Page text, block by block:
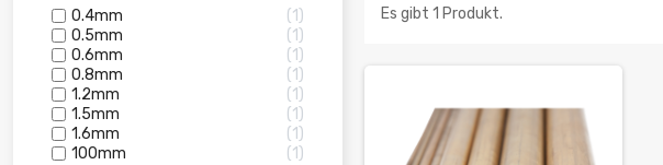
0.4mm
1
0.5mm
1
0.6mm
1
0.8mm
1
1.2mm
1
1.5mm
1
1.6mm
1
100mm
1
Es gibt 1 Produkt.